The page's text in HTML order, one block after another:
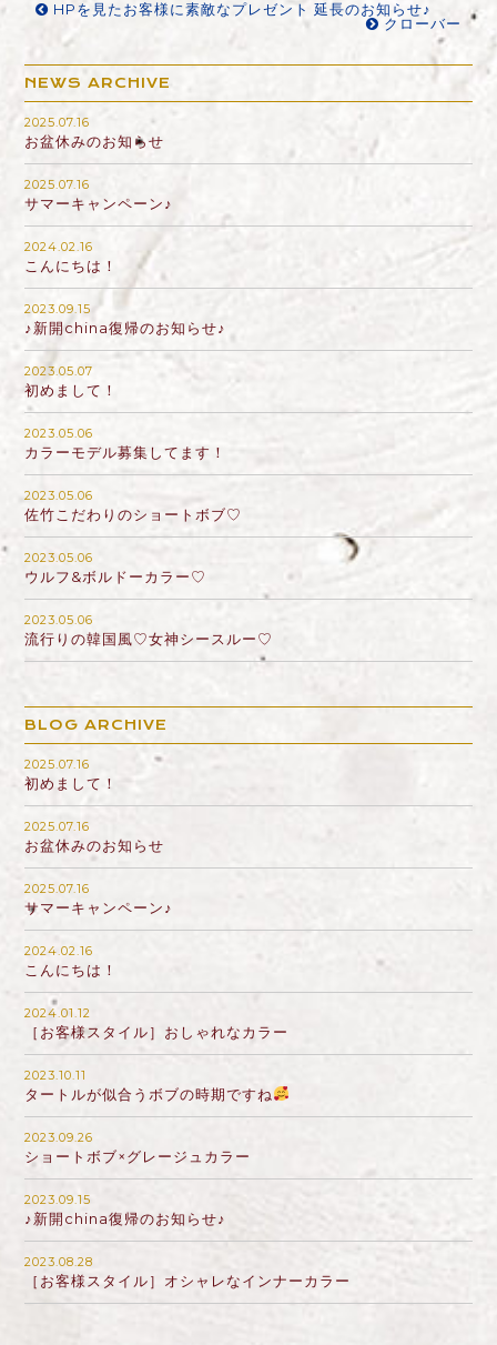
HPを見たお客様に素敵なプレゼント 延長のお知らせ♪
クローバー
NEWS ARCHIVE
2025.07.16
お盆休みのお知らせ
2025.07.16
サマーキャンペーン♪
2024.02.16
こんにちは！
2023.09.15
♪新開china復帰のお知らせ♪
2023.05.07
初めまして！
2023.05.06
カラーモデル募集してます！
2023.05.06
佐竹こだわりのショートボブ♡
2023.05.06
ウルフ&ボルドーカラー♡
2023.05.06
流行りの韓国風♡女神シースルー♡
BLOG ARCHIVE
2025.07.16
初めまして！
2025.07.16
お盆休みのお知らせ
2025.07.16
サマーキャンペーン♪
2024.02.16
こんにちは！
2024.01.12
［お客様スタイル］おしゃれなカラー
2023.10.11
タートルが似合うボブの時期ですね
2023.09.26
ショートボブ×グレージュカラー
2023.09.15
♪新開china復帰のお知らせ♪
2023.08.28
［お客様スタイル］オシャレなインナーカラー